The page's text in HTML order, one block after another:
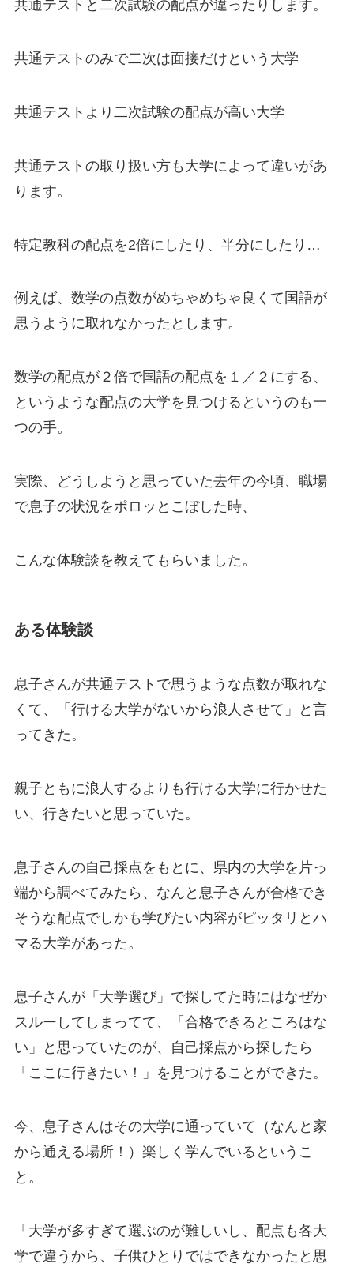
共通テストと二次試験の配点が違ったりします。
共通テストのみで二次は面接だけという大学
共通テストより二次試験の配点が高い大学
共通テストの取り扱い方も大学によって違いがあ
ります。
特定教科の配点を2倍にしたり、半分にしたり…
例えば、数学の点数がめちゃめちゃ良くて国語が
思うように取れなかったとします。
数学の配点が２倍で国語の配点を１／２にする、
というような配点の大学を見つけるというのも一
つの手。
実際、どうしようと思っていた去年の今頃、職場
で息子の状況をポロッとこぼした時、
こんな体験談を教えてもらいました。
ある体験談
息子さんが共通テストで思うような点数が取れな
くて、「行ける大学がないから浪人させて」と言
ってきた。
親子ともに浪人するよりも行ける大学に行かせた
い、行きたいと思っていた。
息子さんの自己採点をもとに、県内の大学を片っ
端から調べてみたら、なんと息子さんが合格でき
そうな配点でしかも学びたい内容がピッタリとハ
マる大学があった。
息子さんが「大学選び」で探してた時にはなぜか
スルーしてしまってて、「合格できるところはな
い」と思っていたのが、自己採点から探したら
「ここに行きたい！」を見つけることができた。
今、息子さんはその大学に通っていて（なんと家
から通える場所！）楽しく学んでいるというこ
と。
「大学が多すぎて選ぶのが難しいし、配点も各大
学で違うから、子供ひとりではできなかったと思